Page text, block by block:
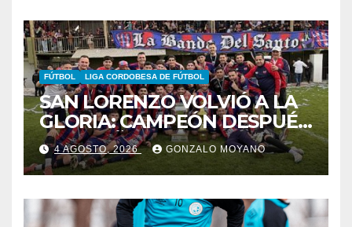
FÚTBOL LIGA CORDOBESA DE FÚTBOL
SAN LORENZO VOLVIÓ A LA
GLORIA: CAMPEÓN DESPUÉS
DE 42 AÑOS
4 AGOSTO, 2026 GONZALO MOYANO